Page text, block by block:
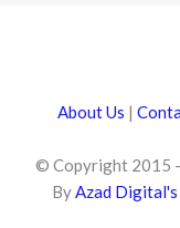
About Us |
© Copyright 2015
ByAzad Digital's